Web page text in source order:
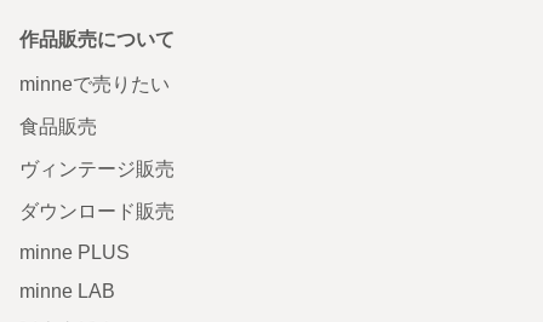
作品販売について
minneで売りたい
食品販売
ヴィンテージ販売
ダウンロード販売
minne PLUS
minne LAB